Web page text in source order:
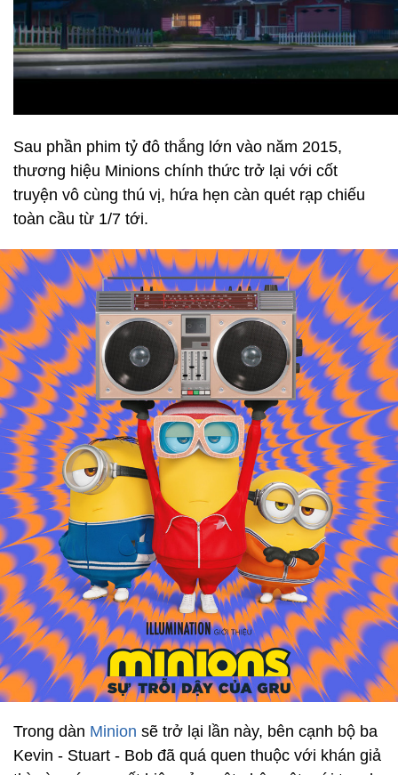
Sau phần phim tỷ đô thắng lớn vào năm 2015,
thương hiệu Minions chính thức trở lại với cốt
truyện vô cùng thú vị, hứa hẹn càn quét rạp chiếu
toàn cầu từ 1/7 tới.
Trong dàn Minion sẽ trở lại lần này, bên cạnh bộ ba
Kevin - Stuart - Bob đã quá quen thuộc với khán giả